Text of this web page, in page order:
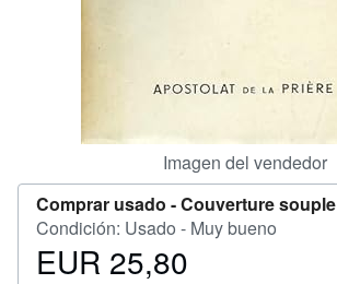
Imagen del vendedor
Comprar usado -Couverture souple
Condición: Usado - Muy bueno
Precio
EUR 25,80